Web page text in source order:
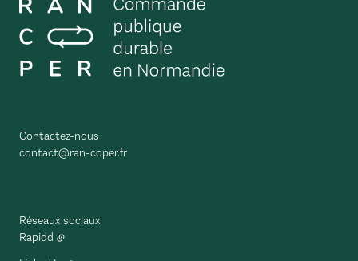
Contactez-nous
contact@ran-coper.fr
Réseaux sociaux
Rapidd